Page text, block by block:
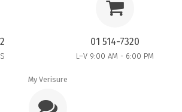
01 514-7320
L–V 9:00 AM - 6:00 PM
My Verisure